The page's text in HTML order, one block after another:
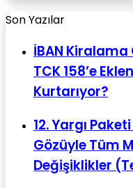
Son Yazılar
İBAN Kiralama
TCK 158’e
Kurtarıyor?
12. Yargı
Gözüyle Tüm
Değişiklikler